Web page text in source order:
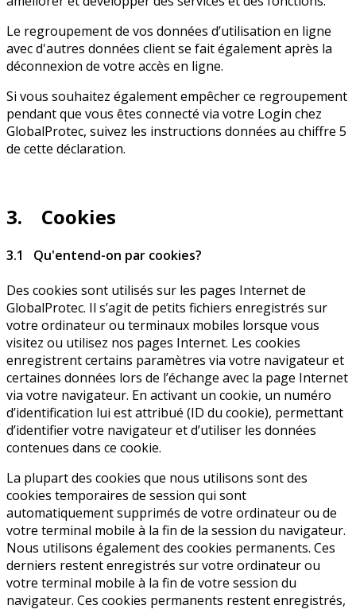
Le regroupement de vos données d’utilisation en ligne
avec d'autres données client se fait également après la
déconnexion de votre accès en ligne.
Si vous souhaitez également empêcher ce regroupement
pendant que vous êtes connecté via votre Login chez
GlobalProtec, suivez les instructions données au chiffre 5
de cette déclaration.
3. Cookies
3.1 Qu'entend-on par cookies?
Des cookies sont utilisés sur les pages Internet de
GlobalProtec. Il s’agit de petits fichiers enregistrés sur
votre ordinateur ou terminaux mobiles lorsque vous
visitez ou utilisez nos pages Internet. Les cookies
enregistrent certains paramètres via votre navigateur et
certaines données lors de l’échange avec la page Internet
via votre navigateur. En activant un cookie, un numéro
d’identification lui est attribué (ID du cookie), permettant
d’identifier votre navigateur et d’utiliser les données
contenues dans ce cookie.
La plupart des cookies que nous utilisons sont des
cookies temporaires de session qui sont
automatiquement supprimés de votre ordinateur ou de
votre terminal mobile à la fin de la session du navigateur.
Nous utilisons également des cookies permanents. Ces
derniers restent enregistrés sur votre ordinateur ou
votre terminal mobile à la fin de votre session du
navigateur. Ces cookies permanents restent enregistrés,